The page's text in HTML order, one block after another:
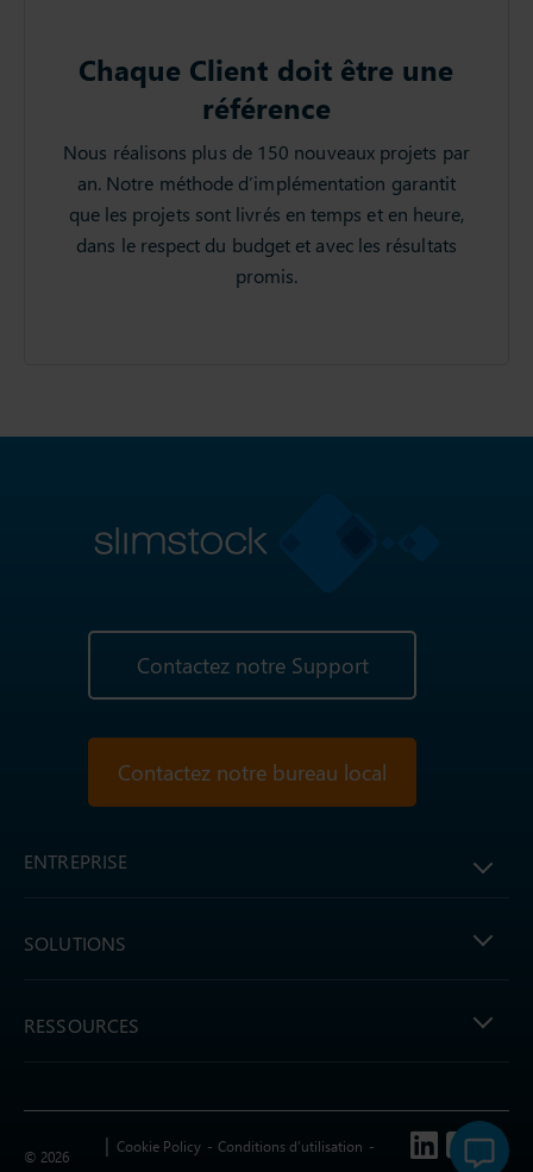
Chaque Client doit être une
référence
Nous réalisons plus de 150 nouveaux projets par
an. Notre méthode d’implémentation garantit
que les projets sont livrés en temps et en heure,
dans le respect du budget et avec les résultats
promis.
Contactez notre Support
Contactez notre bureau local
ENTREPRISE
SOLUTIONS
RESSOURCES
© 2026
Cookie Policy Conditions d’utilisation Follow us